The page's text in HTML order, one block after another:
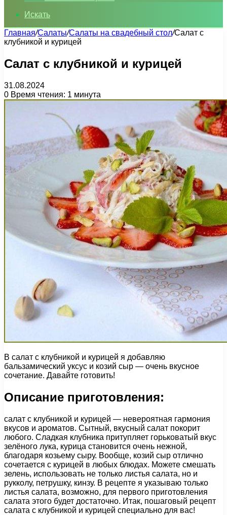
Искать
Главная/Салаты/Салаты на свадебный стол/Салат с
клубникой и курицей
Салат с клубникой и курицей
31.08.2024
0 Время чтения: 1 минута
В салат с клубникой и курицей я добавляю
бальзамический уксус и козий сыр — очень вкусное
сочетание. Давайте готовить!
Описание приготовления:
салат с клубникой и курицей — невероятная гармония
вкусов и ароматов. Сытный, вкусный салат покорит
любого. Сладкая клубника притупляет горьковатый вкус
зелёного лука, курица становится очень нежной,
благодаря козьему сыру. Вообще, козий сыр отлично
сочетается с курицей в любых блюдах. Можете смешать
зелень, использовать не только листья салата, но и
рукколу, петрушку, кинзу. В рецепте я указываю только
листья салата, возможно, для первого приготовления
салата этого будет достаточно. Итак, пошаговый рецепт
салата с клубникой и курицей специально для вас!